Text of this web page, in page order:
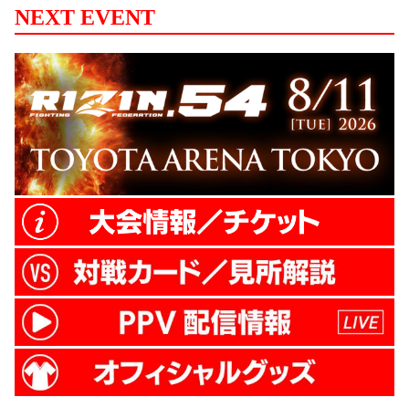
こう！ 大晦日アイドル祭！in 格闘技EXPO
2022 タイムテーブル 大晦日アイドル祭！in
格闘技EXPO 2022 概要 日時 12月31日
（土）16:00～20:10（予定） 会場 さいたま
スーパーアリーナ コミュニテ...
NEXT EVENT